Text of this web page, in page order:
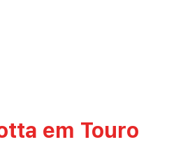
em Touro